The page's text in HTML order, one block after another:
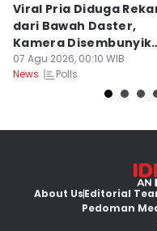
Viral Pria Diduga
dari Bawah Daster,
Kamera
di Sandal
07 Agu 2026, 00:10 WIB
News
Polls
About UsEditorial
Pedoman